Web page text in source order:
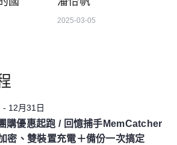
2025-03-05
- 12月31日
購優惠起跑 / 回憶捕手MemCatcher
密、雙裝置充電＋備份一次搞定